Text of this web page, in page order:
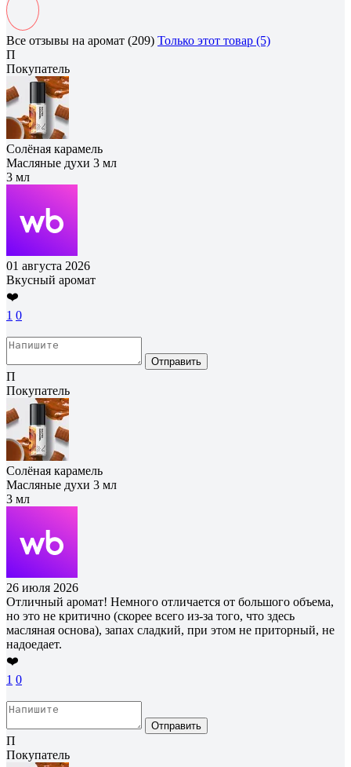
Все отзывы на аромат (209) Только этот товар (5)
П
Покупатель
Солёная карамель
Масляные духи 3 мл
3 мл
01 августа 2026
Вкусный аромат
❤️
1 0
Отправить
П
Покупатель
Солёная карамель
Масляные духи 3 мл
3 мл
26 июля 2026
Отличный аромат! Немного отличается от большого объема,
но это не критично (скорее всего из-за того, что здесь
масляная основа), запах сладкий, при этом не приторный, не
надоедает.
❤️
1 0
Отправить
П
Покупатель